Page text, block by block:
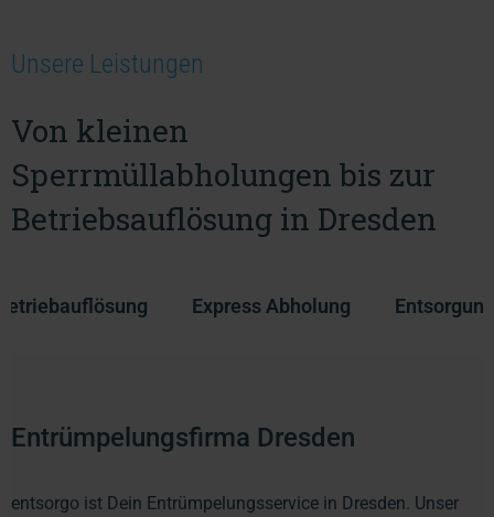
Unsere Leistungen
Von kleinen
Sperrmüllabholungen bis zur
Betriebsauflösung in Dresden
Express Abholung
Entrümpelungsfirma Dresden
entsorgo ist Dein Entrümpelungsservice in Dresden. Unser